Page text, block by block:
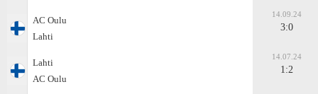
AC Oulu
Lahti
14.09.24
3:0
Lahti
AC Oulu
14.07.24
1:2